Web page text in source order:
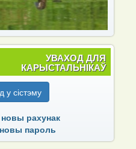
УВАХОД ДЛЯ
КАРЫСТАЛЬНІКАЎ
у сістэму
рахунак
пароль